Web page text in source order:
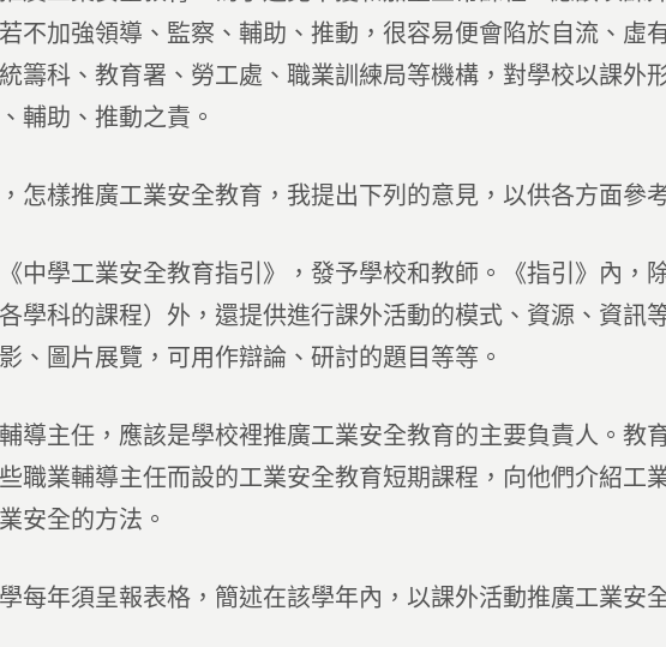
不加強領導、監察、輔助、推動，很容易便會陷於自流、虛
籌科、教育署、勞工處、職業訓練局等機構，對學校以課外
輔助、推動之責。
怎樣推廣工業安全教育，我提出下列的意見，以供各方面參
中學工業安全教育指引》，發予學校和教師。《指引》內，
學科的課程）外，還提供進行課外活動的模式、資源、資訊
、圖片展覽，可用作辯論、研討的題目等等。
導主任，應該是學校裡推廣工業安全教育的主要負責人。教
職業輔導主任而設的工業安全教育短期課程，向他們介紹工
安全的方法。
每年須呈報表格，簡述在該學年內，以課外活動推廣工業安